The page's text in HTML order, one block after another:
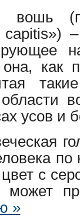
вошь
capitis»)
как
усов и
по
с
может
»